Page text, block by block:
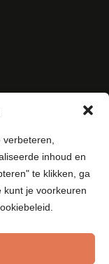
inhoud en
te klikken, ga
kunt je voorkeuren